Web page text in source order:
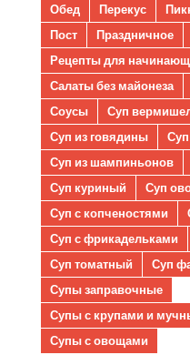
Обед
Перекус
Пост
Праздничное
Рецепты для
Салаты без майонеза
Соусы
Суп
Суп из говядины
Суп из шампиньонов
Суп куриный
Суп
Суп с копченостями
Суп с фрикадельками
Суп томатный
Суп
Супы заправочные
Супы с крупами и
Супы с овощами